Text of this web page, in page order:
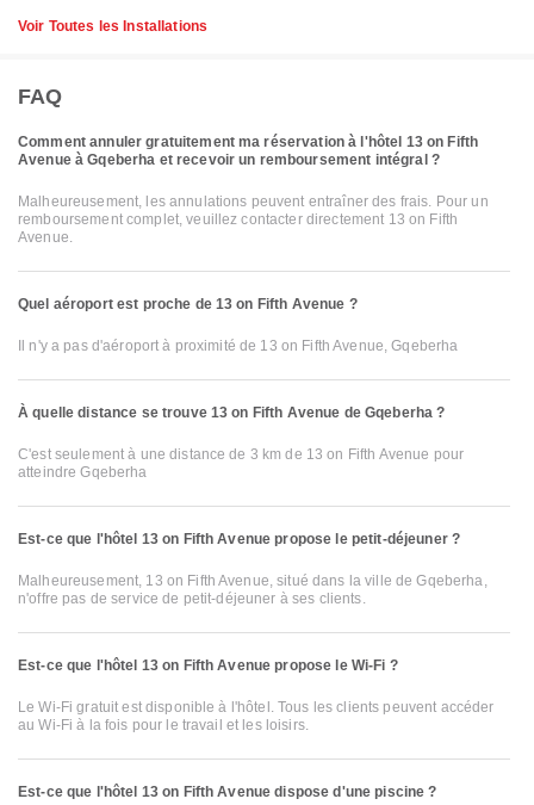
Voir Toutes les Installations
FAQ
Comment annuler gratuitement ma réservation à l'hôtel 13 on Fifth
Avenue à Gqeberha et recevoir un remboursement intégral ?
Malheureusement, les annulations peuvent entraîner des frais. Pour un
remboursement complet, veuillez contacter directement 13 on Fifth
Avenue.
Quel aéroport est proche de 13 on Fifth Avenue ?
Il n'y a pas d'aéroport à proximité de 13 on Fifth Avenue, Gqeberha
À quelle distance se trouve 13 on Fifth Avenue de Gqeberha ?
C'est seulement à une distance de 3 km de 13 on Fifth Avenue pour
atteindre Gqeberha
Est-ce que l'hôtel 13 on Fifth Avenue propose le petit-déjeuner ?
Malheureusement, 13 on Fifth Avenue, situé dans la ville de Gqeberha,
n'offre pas de service de petit-déjeuner à ses clients.
Est-ce que l'hôtel 13 on Fifth Avenue propose le Wi-Fi ?
Le Wi-Fi gratuit est disponible à l'hôtel. Tous les clients peuvent accéder
au Wi-Fi à la fois pour le travail et les loisirs.
Est-ce que l'hôtel 13 on Fifth Avenue dispose d'une piscine ?